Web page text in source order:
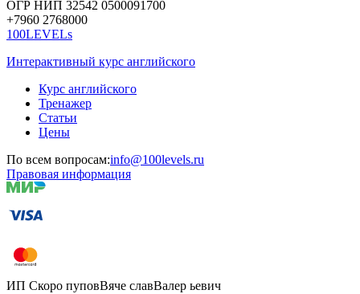
ОГР НИП 32542 0500091700
+7960 2768000
100LEVELs
Интерактивный курс английского
Курс английского
Тренажер
Статьи
Цены
По всем вопросам:info@100levels.ru
Правовая информация
ИП Скоро пуповВяче славВалер ьевич